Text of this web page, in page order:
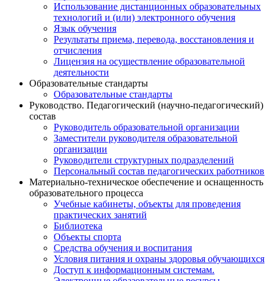
Использование дистанционных образовательных
технологий и (или) электронного обучения
Язык обучения
Результаты приема, перевода, восстановления и
отчисления
Лицензия на осуществление образовательной
деятельности
Образовательные стандарты
Образовательные стандарты
Руководство. Педагогический (научно-педагогический)
состав
Руководитель образовательной организации
Заместители руководителя образовательной
организации
Руководители структурных подразделений
Персональный состав педагогических работников
Материально-техническое обеспечение и оснащенность
образовательного процесса
Учебные кабинеты, объекты для проведения
практических занятий
Библиотека
Объекты спорта
Средства обучения и воспитания
Условия питания и охраны здоровья обучающихся
Доступ к информационным системам.